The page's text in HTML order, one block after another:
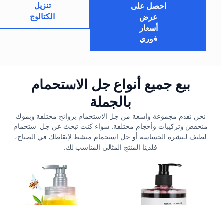
احصل على
عرض
أسعار
فوري
تنزيل
الكتالوج
بيع جميع أنواع جل الاستحمام
بالجملة
نحن نقدم مجموعة واسعة من جل الاستحمام بروائح مختلفة وبموك
منخفض وتركيبات وأحجام مختلفة. سواء كنت تبحث عن جل استحمام
لطيف للبشرة الحساسة أو جل استحمام منشط لإيقاظك في الصباح،
فلدينا المنتج المثالي المناسب لك.